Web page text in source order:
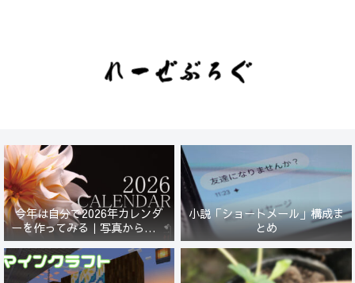
今年は自分で2026年カレンダ
ーを作ってみる｜写真から始ま
る小さなプロジェクト【一灯
花】
小説「ショートメール」構成ま
とめ